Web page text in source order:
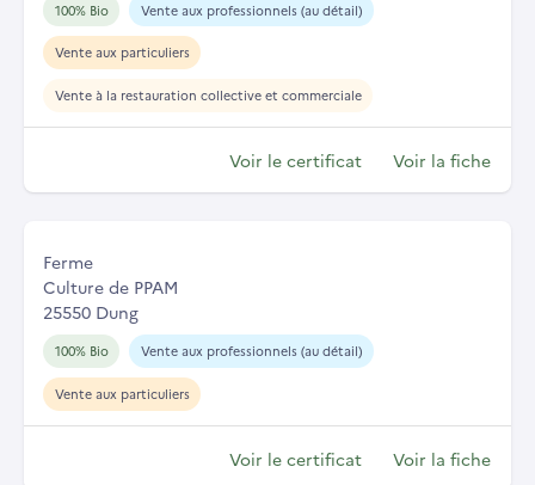
100% Bio Vente aux professionnels (au détail)
Vente aux particuliers
Vente à la restauration collective et commerciale
Voir le certificat Voir la fiche
Ferme
Culture de PPAM
25550 Dung
100% Bio Vente aux professionnels (au détail)
Vente aux particuliers
Voir le certificat Voir la fiche